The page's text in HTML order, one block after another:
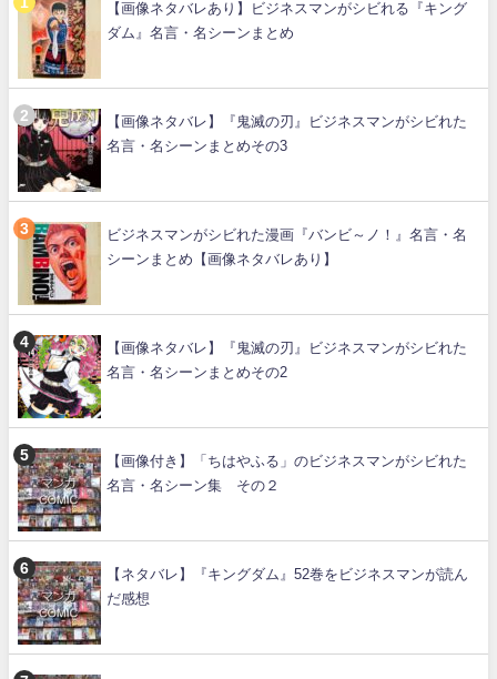
【画像ネタバレあり】ビジネスマンがシビれる『キング
ダム』名言・名シーンまとめ
【画像ネタバレ】『鬼滅の刃』ビジネスマンがシビれた
名言・名シーンまとめその3
ビジネスマンがシビれた漫画『バンビ～ノ！』名言・名
シーンまとめ【画像ネタバレあり】
【画像ネタバレ】『鬼滅の刃』ビジネスマンがシビれた
名言・名シーンまとめその2
【画像付き】「ちはやふる」のビジネスマンがシビれた
名言・名シーン集 その２
【ネタバレ】『キングダム』52巻をビジネスマンが読ん
だ感想